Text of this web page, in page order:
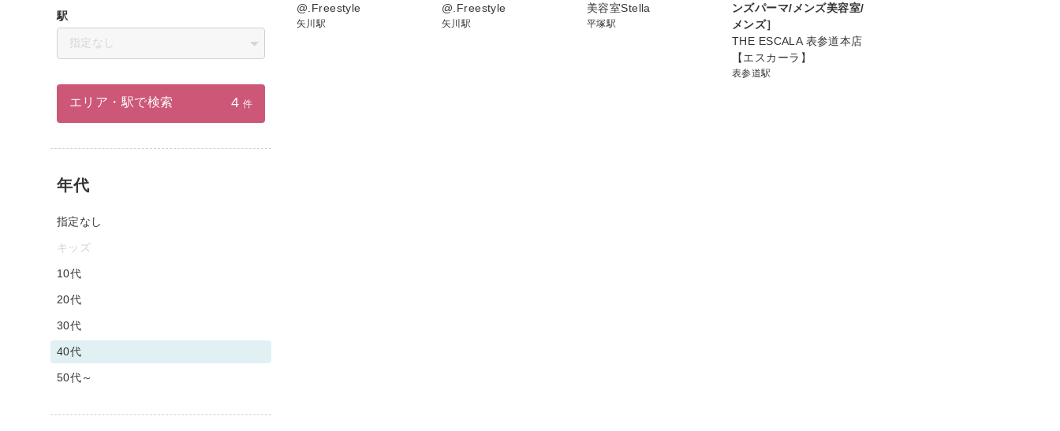
@.Freestyle
矢川駅
@.Freestyle
矢川駅
美容室Stella
平塚駅
ンズパーマ/メンズ美容室/
メンズ］
THE ESCALA 表参道本店
【エスカーラ】
表参道駅
駅
指定なし
エリア・駅で検索 4 件
年代
指定なし
キッズ
10代
20代
30代
40代
50代～